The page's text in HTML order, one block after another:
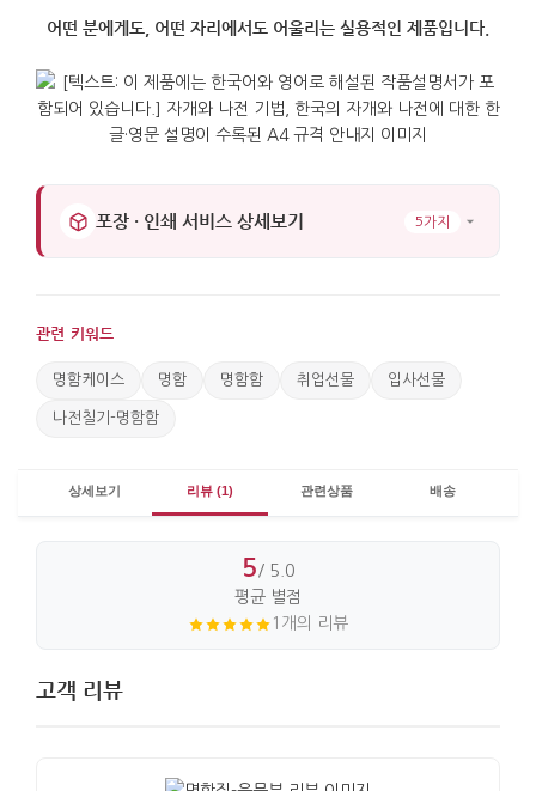
어떤 분에게도, 어떤 자리에서도 어울리는 실용적인 제품입니다
포장 · 인쇄 서비스 상세보기 5가지
관련 키워드
명함케이스 명함 명함함 취업선물 입사선물
나전칠기-명함함
상세보기 리뷰 (1) 관련상품 배송
5/ 5.0
평균 별점
1개의 리뷰
고객 리뷰